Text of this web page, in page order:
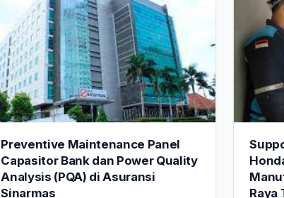
Preventive Maintenance Panel
Capasitor Bank dan Power Quality
Analysis (PQA) di Asuransi
Sinarmas
Raya